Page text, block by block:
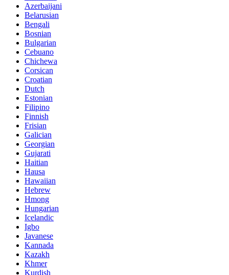
Azerbaijani
Belarusian
Bengali
Bosnian
Bulgarian
Cebuano
Chichewa
Corsican
Croatian
Dutch
Estonian
Filipino
Finnish
Frisian
Galician
Georgian
Gujarati
Haitian
Hausa
Hawaiian
Hebrew
Hmong
Hungarian
Icelandic
Igbo
Javanese
Kannada
Kazakh
Khmer
Kurdish